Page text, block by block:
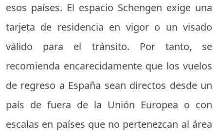
esos países. El espacio Schengen exige una
tarjeta de residencia en vigor o un visado
válido para el tránsito. Por tanto, se
recomienda encarecidamente que los vuelos
de regreso a España sean directos desde un
país de fuera de la Unión Europea o con
escalas en países que no pertenezcan al área